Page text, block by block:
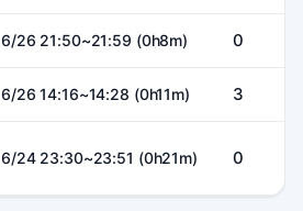
6/26 21:50~21:59 (0h8m) 0
6/26 14:16~14:28 (0h11m) 3
6/24 23:30~23:51 (0h21m) 0